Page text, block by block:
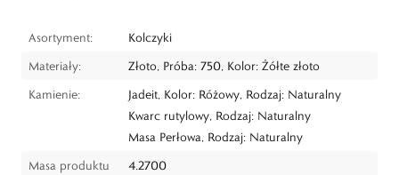
Asortyment:
Kolczyki
Materiały:
Złoto, Próba: 750, Kolor: Żółte złoto
Kamienie:
Jadeit, Kolor: Różowy, Rodzaj: Naturalny
Kwarc rutylowy, Rodzaj: Naturalny
Masa Perłowa, Rodzaj: Naturalny
Masa produktu
4.2700